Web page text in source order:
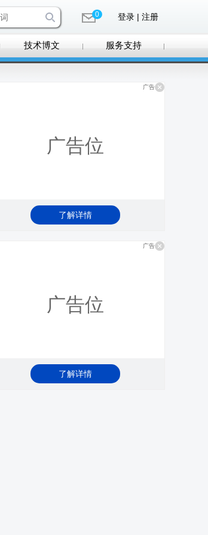
0 登录 | 注册
技术博文 服务支持
广告
广告位
了解详情
广告
广告位
了解详情